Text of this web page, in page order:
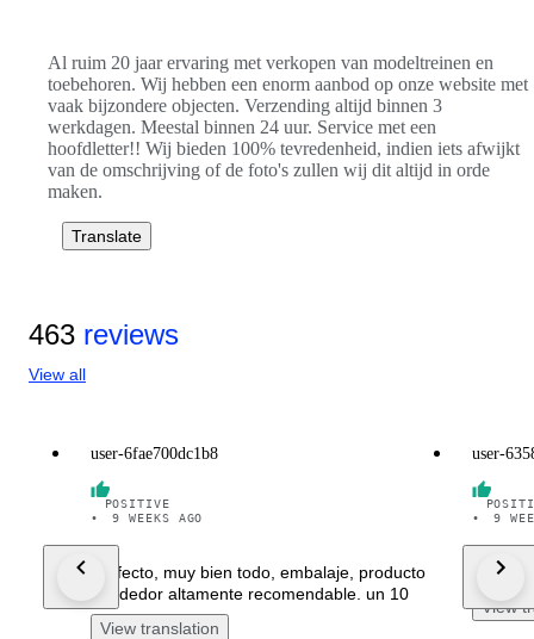
Al ruim 20 jaar ervaring met verkopen van modeltreinen en
toebehoren. Wij hebben een enorm aanbod op onze website met
vaak bijzondere objecten. Verzending altijd binnen 3
werkdagen. Meestal binnen 24 uur. Service met een
hoofdletter!! Wij bieden 100% tevredenheid, indien iets afwijkt
van de omschrijving of de foto's zullen wij dit altijd in orde
maken.
Translate
463 reviews
View all
user-6fae700dc1b8
POSITIVE
•
9 WEEKS AGO
Perfecto, muy bien todo, embalaje, producto
Vendedor altamente recomendable. un 10
View translation
user-
•
9
Todo
View